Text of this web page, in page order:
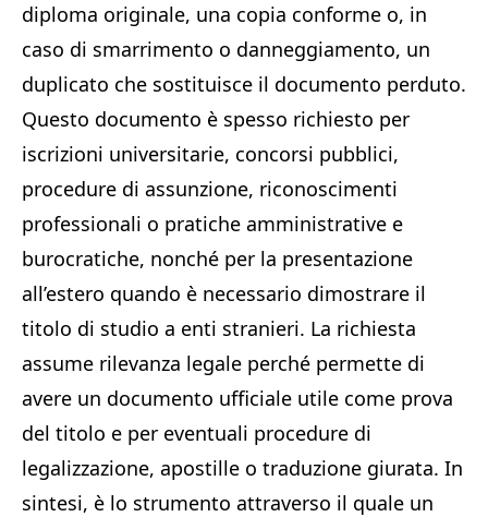
diploma originale, una copia conforme o, in
caso di smarrimento o danneggiamento, un
duplicato che sostituisce il documento perduto.
Questo documento è spesso richiesto per
iscrizioni universitarie, concorsi pubblici,
procedure di assunzione, riconoscimenti
professionali o pratiche amministrative e
burocratiche, nonché per la presentazione
all’estero quando è necessario dimostrare il
titolo di studio a enti stranieri. La richiesta
assume rilevanza legale perché permette di
avere un documento ufficiale utile come prova
del titolo e per eventuali procedure di
legalizzazione, apostille o traduzione giurata. In
sintesi, è lo strumento attraverso il quale un